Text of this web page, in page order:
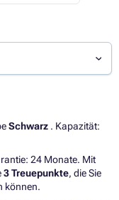
Schwarz . Kapazität:
24 Monate. Mit
3 Treuepunkte, die Sie
können.